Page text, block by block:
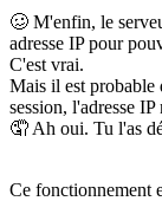
🥴 M'enfin, le
adresse IP pour
C'est vrai.
Mais il est probable
session, l'adresse IP
🤦Ah oui. Tu l'as
Ce fonctionnement